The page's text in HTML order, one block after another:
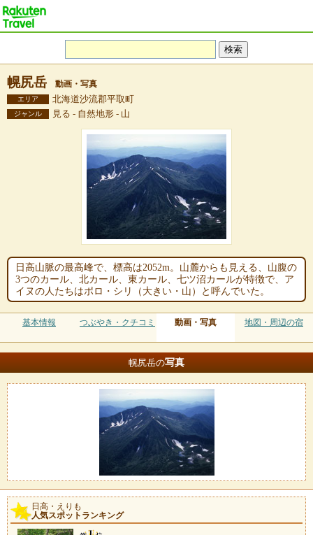
幌尻岳 動画・写真
エリア 北海道沙流郡平取町
ジャンル 見る - 自然地形 - 山
日高山脈の最高峰で、標高は2052m。山麓からも見える、山腹の
3つのカール、北カール、東カール、七ツ沼カールが特徴で、ア
イヌの人たちはポロ・シリ（大きい・山）と呼んでいた。
基本情報 つぶやき・クチコミ 動画・写真 地図・周辺の宿
幌尻岳の写真
日高・えりも
人気スポットランキング